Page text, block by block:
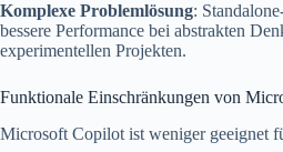
Komplexe Problemlösung:
bessere Performance bei abstrakten
experimentellen Projekten.
Funktionale Einschränkungen von
Microsoft Copilot ist weniger geeignet